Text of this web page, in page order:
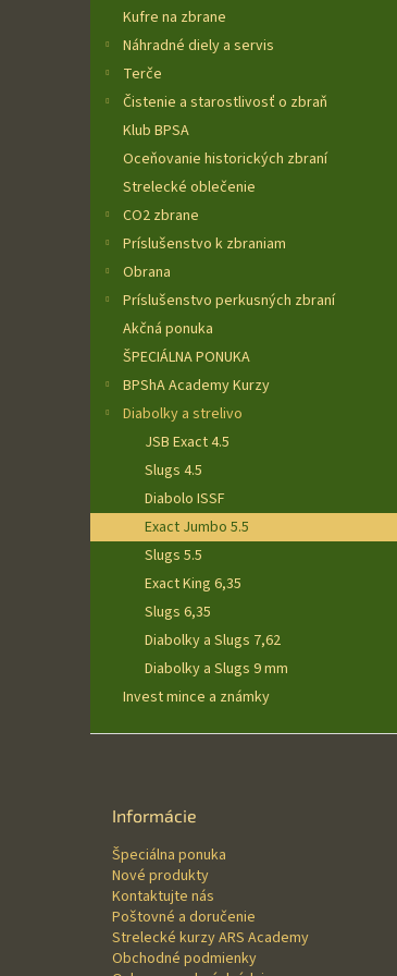
Kufre na zbrane
Náhradné diely a servis
Terče
Čistenie a starostlivosť o zbraň
Klub BPSA
Oceňovanie historických zbraní
Strelecké oblečenie
CO2 zbrane
Príslušenstvo k zbraniam
Obrana
Príslušenstvo perkusných zbraní
Akčná ponuka
ŠPECIÁLNA PONUKA
BPShA Academy Kurzy
Diabolky a strelivo
JSB Exact 4.5
Slugs 4.5
Diabolo ISSF
Exact Jumbo 5.5
Slugs 5.5
Exact King 6,35
Slugs 6,35
Diabolky a Slugs 7,62
Diabolky a Slugs 9 mm
Invest mince a známky
Informácie
Špeciálna ponuka
Nové produkty
Kontaktujte nás
Poštovné a doručenie
Strelecké kurzy ARS Academy
Obchodné podmienky